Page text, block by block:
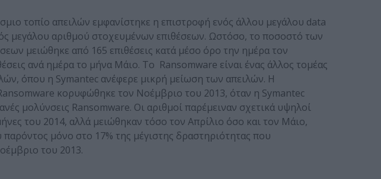
τοπίο απειλών εμφανίστηκε η επιστροφή ενός άλλου μεγάλου data
μεγάλου αριθμού στοχευμένων επιθέσεων. Ωστόσο, το ποσοστό των
μειώθηκε από 165 επιθέσεις κατά μέσο όρο την ημέρα τον
ανά ημέρα το μήνα Μάιο. Το Ransomware είναι ένας άλλος τομέας
όπου η Symantec ανέφερε μικρή μείωση των απειλών. Η
κορυφώθηκε τον Νοέμβριο του 2013, όταν η Symantec
μολύνσεις Ransomware. Οι αριθμοί παρέμειναν σχετικά υψηλοί
του 2014, αλλά μειώθηκαν τόσο τον Απρίλιο όσο και τον Μάιο,
παρόντος μόνο στο 17% της μέγιστης δραστηριότητας που
του 2013.